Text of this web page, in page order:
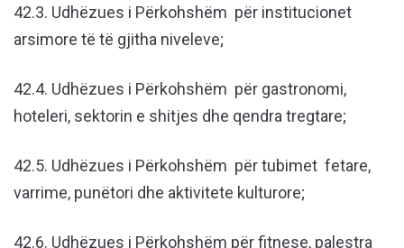
42.3. Udhëzues i Përkohshëm për institucionet
arsimore të të gjitha niveleve;
42.4. Udhëzues i Përkohshëm për gastronomi,
hoteleri, sektorin e shitjes dhe qendra tregtare;
42.5. Udhëzues i Përkohshëm për tubimet fetare,
varrime, punëtori dhe aktivitete kulturore;
42.6. Udhëzues i Përkohshëm për fitnese, palestra